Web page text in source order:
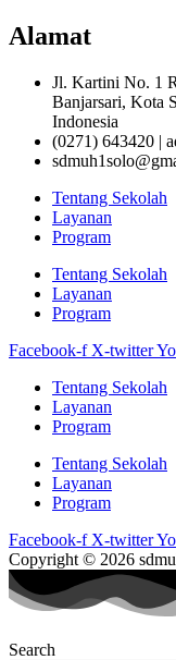
Alamat
Jl. Kartini No. 1
Banjarsari, Kota
Indonesia
(0271) 643420 |
Tentang Sekolah
Layanan
Program
Tentang Sekolah
Layanan
Program
Facebook-f X-twitter
Tentang Sekolah
Layanan
Program
Tentang Sekolah
Layanan
Program
Facebook-f X-twitter
Copyright © 2026
Search